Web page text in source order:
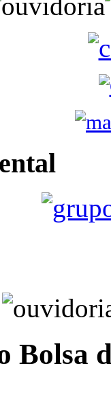
Bolsa